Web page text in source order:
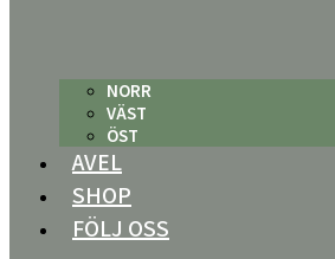
NORR
VÄST
ÖST
AVEL
SHOP
FÖLJ OSS